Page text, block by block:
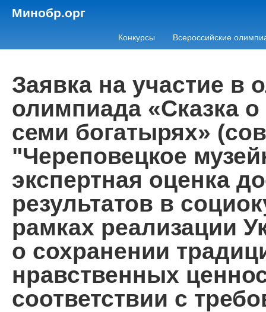
Минобр.орг
Конкурсы Всероссийские
Заявка на участие в
олимпиада «Сказка
семи богатырях»
"Череповецкое
экспертная оценка
результатов в
рамках реализации
о сохранении
нравственных
соответствии с